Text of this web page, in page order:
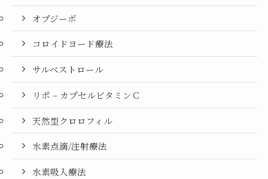
オプジーボ
コロイドヨード療法
サルベストロール
リポ – カプセルビタミンＣ
天然型クロロフィル
水素点滴/注射療法
水素吸入療法